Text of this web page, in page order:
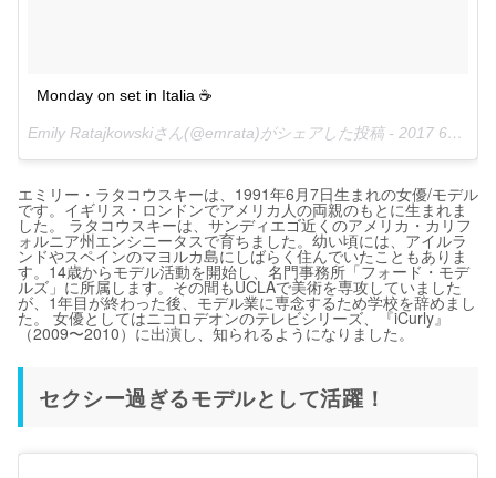
Monday on set in Italia ☕️
Emily Ratajkowskiさん(@emrata)がシェアした投稿 - 2017 6月 12 1:35午前 PDT
エミリー・ラタコウスキーは、1991年6月7日生まれの女優/モデル
です。イギリス・ロンドンでアメリカ人の両親のもとに生まれま
した。 ラタコウスキーは、サンディエゴ近くのアメリカ・カリフ
ォルニア州エンシニータスで育ちました。幼い頃には、アイルラ
ンドやスペインのマヨルカ島にしばらく住んでいたこともありま
す。14歳からモデル活動を開始し、名門事務所「フォード・モデ
ルズ」に所属します。その間もUCLAで美術を専攻していました
が、1年目が終わった後、モデル業に専念するため学校を辞めまし
た。 女優としてはニコロデオンのテレビシリーズ、『iCurly』
（2009〜2010）に出演し、知られるようになりました。
セクシー過ぎるモデルとして活躍！